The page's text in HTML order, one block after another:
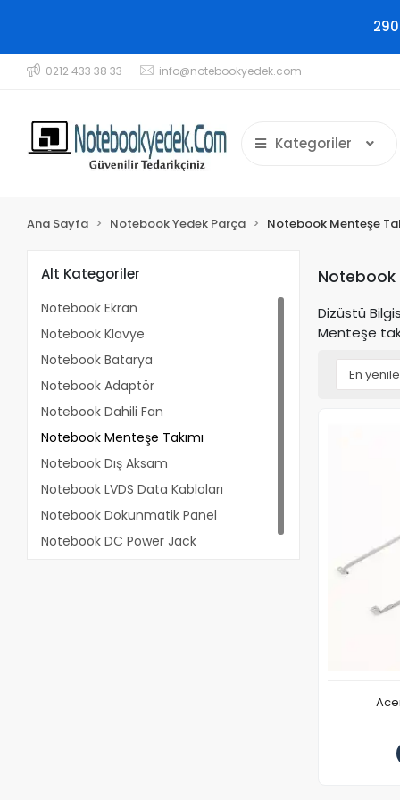
0212 433 38 33 info@notebookyedek.com
Kategoriler
Ana Sayfa Notebook Yedek Parça Notebook Menteşe
Alt Kategoriler
Notebook Ekran
Notebook Klavye
Notebook Batarya
Notebook Adaptör
Notebook Dahili Fan
Notebook Menteşe Takımı
Notebook Dış Aksam
Notebook LVDS Data Kabloları
Notebook Dokunmatik Panel
Notebook DC Power Jack
Notebook
Dizüstü
Menteşe